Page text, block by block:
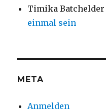
Timika Batchelder
einmal sein
META
Anmelden